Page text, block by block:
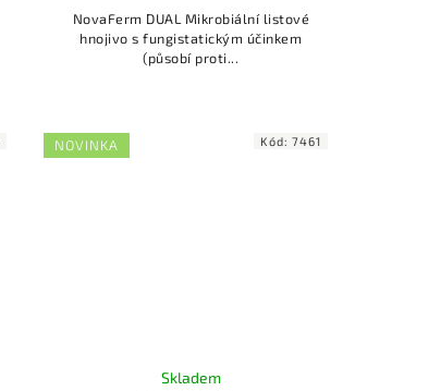
NovaFerm DUAL Mikrobiální listové
hnojivo s fungistatickým účinkem
(působí proti...
NOVINKA
Skladem
Kód:7461